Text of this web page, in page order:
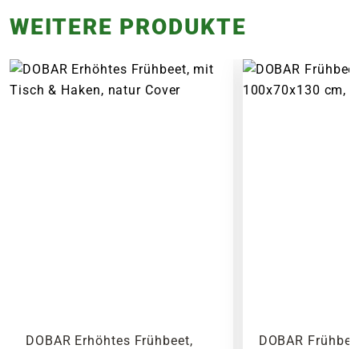
WEITERE PRODUKTE
DOBAR Erhöhtes Frühbeet,
DOBAR